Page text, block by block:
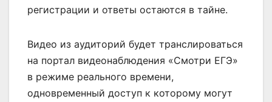
регистрации и ответы остаются в тайне.
Видео из аудиторий будет транслироваться
на портал видеонаблюдения «Смотри ЕГЭ»
в режиме реального времени,
одновременный доступ к которому могут